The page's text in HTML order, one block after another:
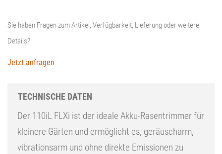
Sie haben Fragen zum Artikel, Verfügbarkeit, Lieferung oder weitere
Details?
Jetzt anfragen
TECHNISCHE DATEN
Der 110iL FLXi ist der ideale Akku-Rasentrimmer für
kleinere Gärten und ermöglicht es, geräuscharm,
vibrationsarm und ohne direkte Emissionen zu